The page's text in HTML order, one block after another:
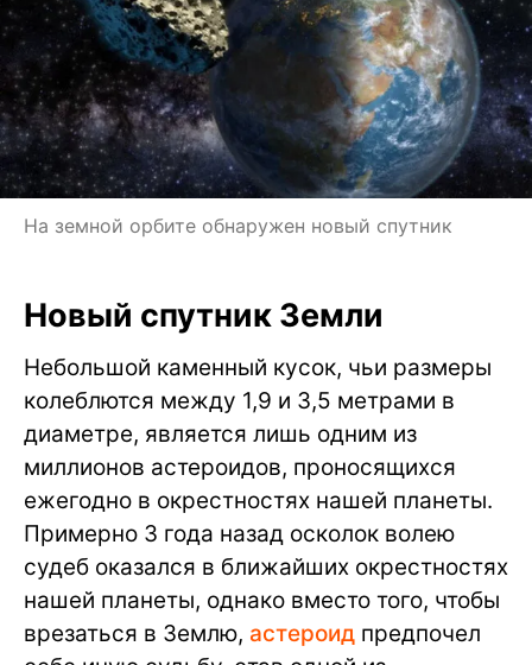
На земной орбите обнаружен новый спутник
Новый спутник Земли
Небольшой каменный кусок, чьи размеры
колеблются между 1,9 и 3,5 метрами в
диаметре, является лишь одним из
миллионов астероидов, проносящихся
ежегодно в окрестностях нашей планеты.
Примерно 3 года назад осколок волею
судеб оказался в ближайших окрестностях
нашей планеты, однако вместо того, чтобы
врезаться в Землю, астероид предпочел